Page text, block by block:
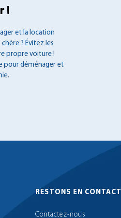
!
et la location
? Évitez les
propre voiture !
pour déménager et
RESTONS EN CONTACT
Contactez-nous